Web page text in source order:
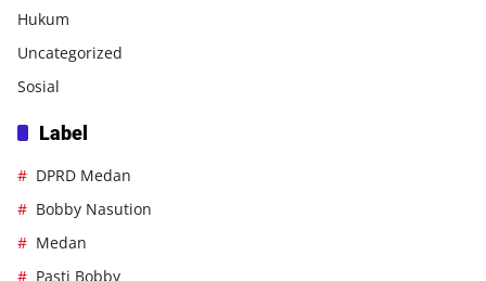
Hukum
Uncategorized
Sosial
Label
DPRD Medan
Bobby Nasution
Medan
Pasti Bobby